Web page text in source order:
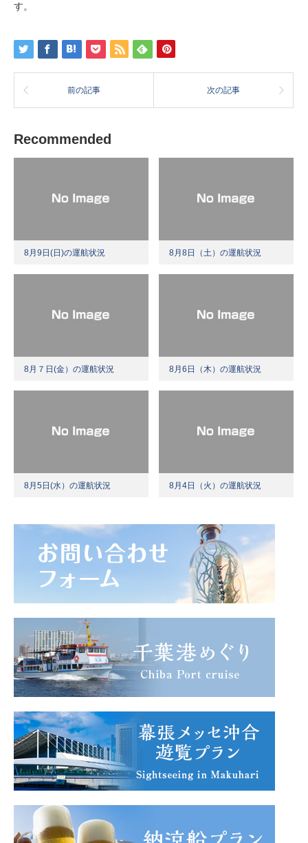
す。
前の記事 次の記事
Recommended
8月9日(日)の運航状況 8月8日（土）の運航状況
8月７日(金）の運航状況 8月6日（木）の運航状況
8月5日(水）の運航状況 8月4日（火）の運航状況